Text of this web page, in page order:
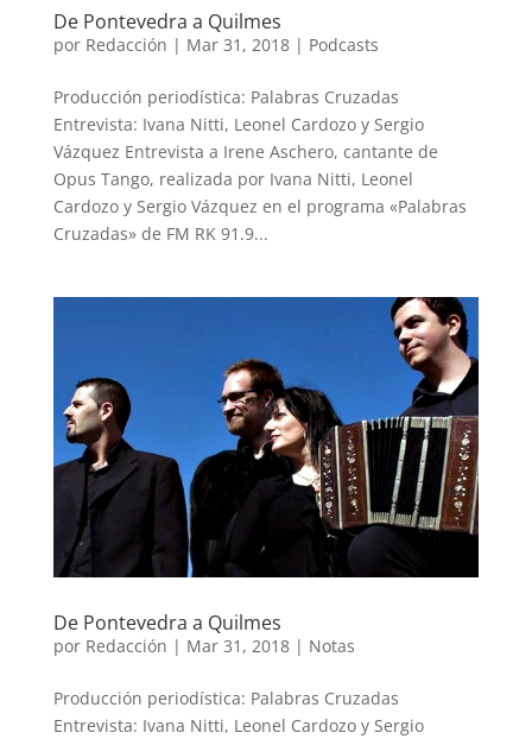
De Pontevedra a Quilmes
por Redacción | Mar 31, 2018| Podcasts
Producción periodística: Palabras Cruzadas
Entrevista: Ivana Nitti, Leonel Cardozo y Sergio
Vázquez Entrevista a Irene Aschero, cantante de
Opus Tango, realizada por Ivana Nitti, Leonel
Cardozo y Sergio Vázquez en el programa «Palabras
Cruzadas» de FM RK 91.9...
De Pontevedra a Quilmes
por Redacción | Mar 31, 2018| Notas
Producción periodística: Palabras Cruzadas
Entrevista: Ivana Nitti, Leonel Cardozo y Sergio